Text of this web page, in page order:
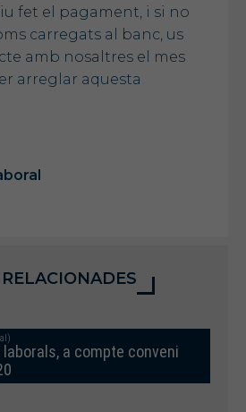
fet el pagament, i si no
carregats al banc, us
amb nosaltres el mes
arreglar aquesta
laborals, a compte conveni